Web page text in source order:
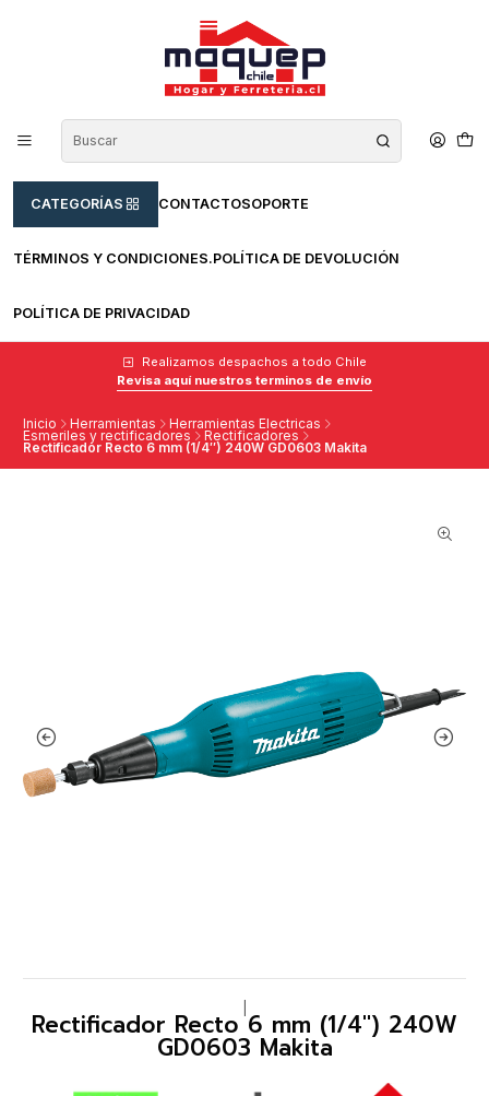
CATEGORÍAS CONTACTOSOPORTE
TÉRMINOS Y CONDICIONES.POLÍTICA DE DEVOLUCIÓN
POLÍTICA DE PRIVACIDAD
Realizamos despachos a todo Chile
Revisa aquí nuestros terminos de envío
Inicio Herramientas Herramientas Electricas
Esmeriles y rectificadores Rectificadores
Rectificador Recto 6 mm (1/4″) 240W GD0603 Makita
Rectificador Recto 6 mm (1/4″) 240W
GD0603 Makita